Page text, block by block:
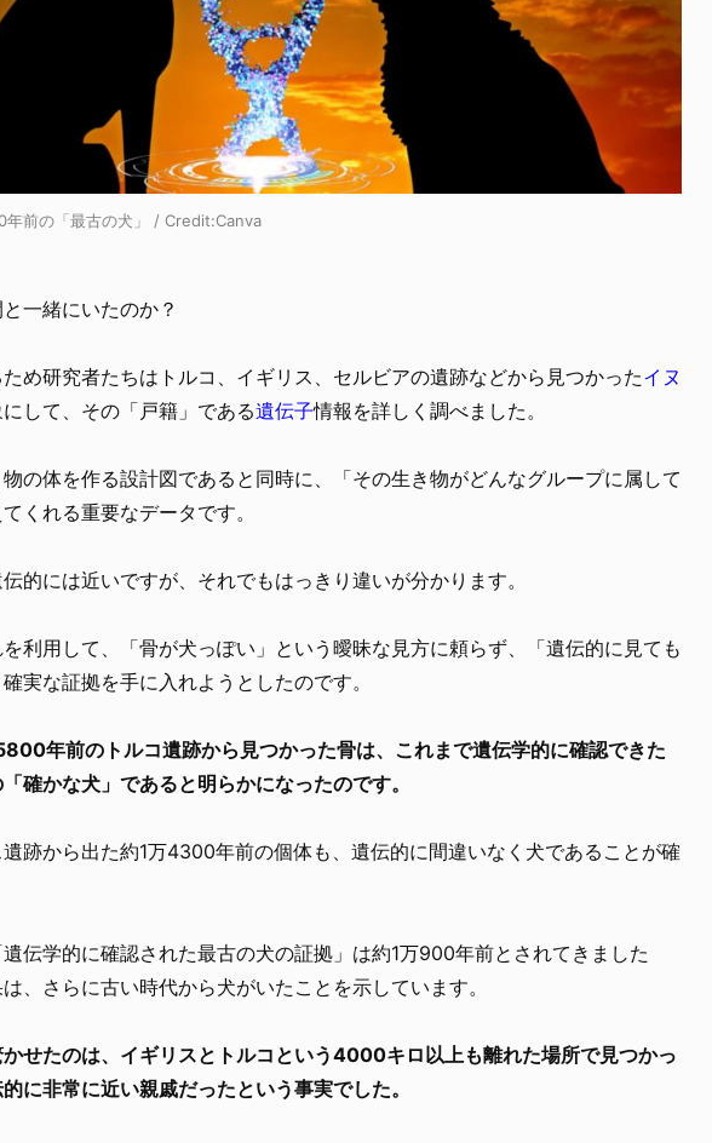
年前の「最古の犬」 / Credit:Canva
一緒にいたのか？
め研究者たちはトルコ、イギリス、セルビアの遺跡などから見つかったイヌ
して、その「戸籍」である遺伝子情報を詳しく調べました。
の体を作る設計図であると同時に、「その生き物がどんなグループに属して
くれる重要なデータです。
的には近いですが、それでもはっきり違いが分かります。
利用して、「骨が犬っぽい」という曖昧な見方に頼らず、「遺伝的に見ても
実な証拠を手に入れようとしたのです。
年前のトルコ遺跡から見つかった骨は、これまで遺伝学的に確認できた
確かな犬」であると明らかになったのです。
跡から出た約1万4300年前の個体も、遺伝的に間違いなく犬であることが確
伝学的に確認された最古の犬の証拠」は約1万900年前とされてきました
、さらに古い時代から犬がいたことを示しています。
せたのは、イギリスとトルコという4000キロ以上も離れた場所で見つかっ
に非常に近い親戚だったという事実でした。